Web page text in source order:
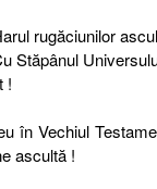
rugăciunilor
Stăpânul
!
în Vechiul
ascultă !